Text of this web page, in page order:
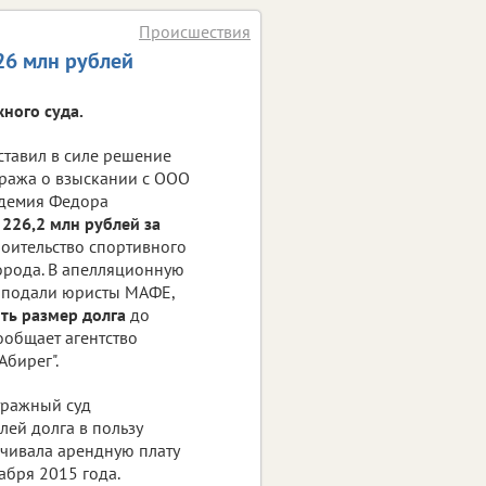
млн рублей
Происшествия
суда.
в силе решение
о взыскании с ООО
Федора
млн рублей за
спортивного
В апелляционную
юристы МАФЕ,
размер долга до
агентство
суд
долга в пользу
арендную плату
2015 года.